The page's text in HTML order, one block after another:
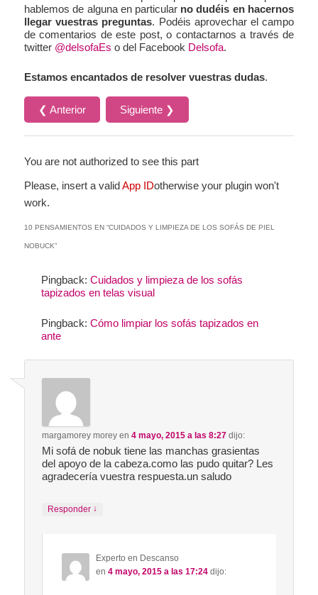
hablemos de alguna en particular no dudéis en hacernos
llegar vuestras preguntas. Podéis aprovechar el campo
de comentarios de este post, o contactarnos a través de
twitter @delsofaEs o del Facebook Delsofa.
Estamos encantados de resolver vuestras dudas.
❮ Anterior Siguiente ❯
You are not authorized to see this part
Please, insert a validApp IDotherwise your plugin won't
work.
10 PENSAMIENTOS EN “CUIDADOS Y LIMPIEZA DE LOS SOFÁS DE PIEL
NOBUCK”
Pingback:Cuidados y limpieza de los sofás
tapizados en telas visual
Pingback:Cómo limpiar los sofás tapizados en
ante
margamorey morey en4 mayo, 2015 a las 8:27 dijo:
Mi sofá de nobuk tiene las manchas grasientas
del apoyo de la cabeza.como las pudo quitar? Les
agradecería vuestra respuesta.un saludo
Responder ↓
Experto en Descanso
en 4 mayo, 2015 a las 17:24 dijo: